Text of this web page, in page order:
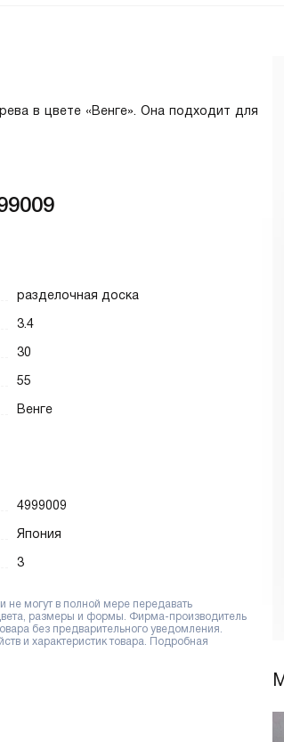
в цвете «Венге». Она подходит для
разделочная доска
3.4
30
55
Венге
4999009
Япония
3
могут в полной мере передавать
размеры и формы. Фирма-производитель
без предварительного уведомления.
и характеристик товара. Подробная